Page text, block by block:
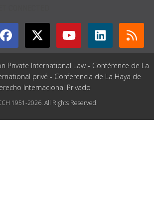
Private International Law - Conférence de La
privé - Conferencia de La Haya de
Internacional Privado
1951-2026. All Rights Reserved.